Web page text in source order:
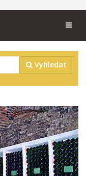
Vyhledat